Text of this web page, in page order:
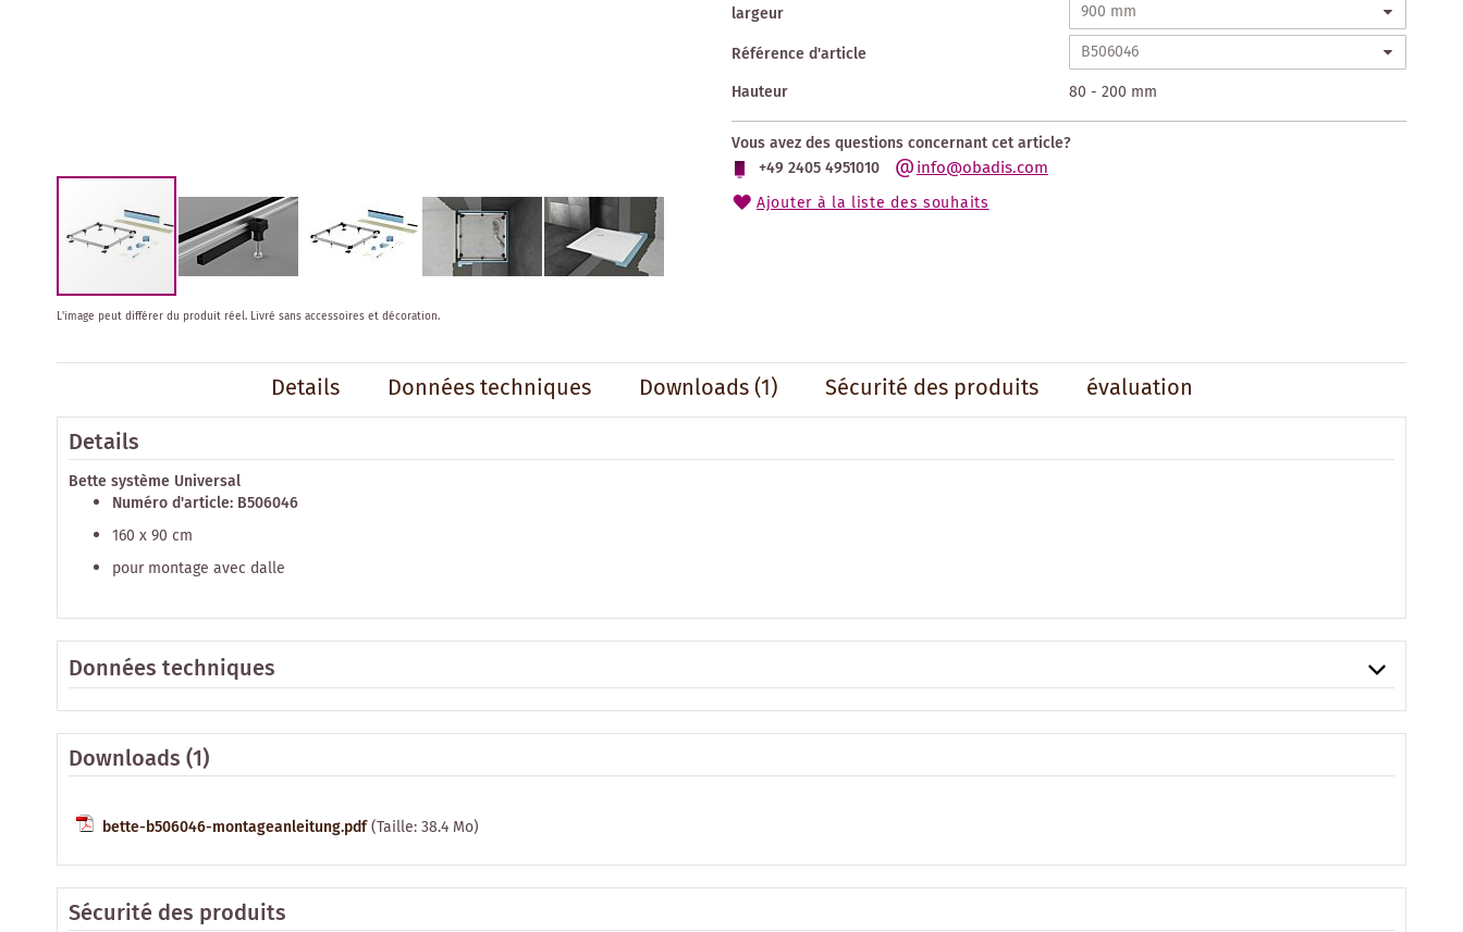
largeur
Référence d'article
Hauteur
80 - 200 mm
Vous avez des questions concernant cet article?
+49 2405 4951010
info@obadis.com
Ajouter à la liste des souhaits
Skip
the
images
gallery
L'image peut différer du produit réel. Livré sans accessoires et décoration.
Details Données techniques Downloads (1) Sécurité des produits
évaluation
Details
Bette système Universal
Numéro d'article: B506046
160 x 90 cm
pour montage avec dalle
Données techniques
Downloads (1)
bette-b506046-montageanleitung.pdf(Taille: 38.4 Mo)
Sécurité des produits